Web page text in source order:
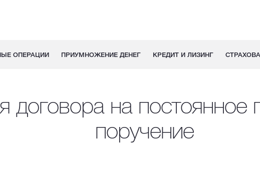
ОПЕРАЦИИ ПРИУМНОЖЕНИЕ ДЕНЕГ КРЕДИТ И ЛИЗИНГ
договора на постоянное
поручение